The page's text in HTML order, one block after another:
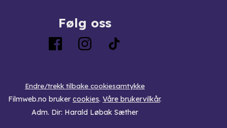
Følg oss
Endre/trekk tilbake cookiesamtykke
Filmweb.no bruker cookies. Våre brukervilkår.
Adm. Dir: Harald Løbak Sæther